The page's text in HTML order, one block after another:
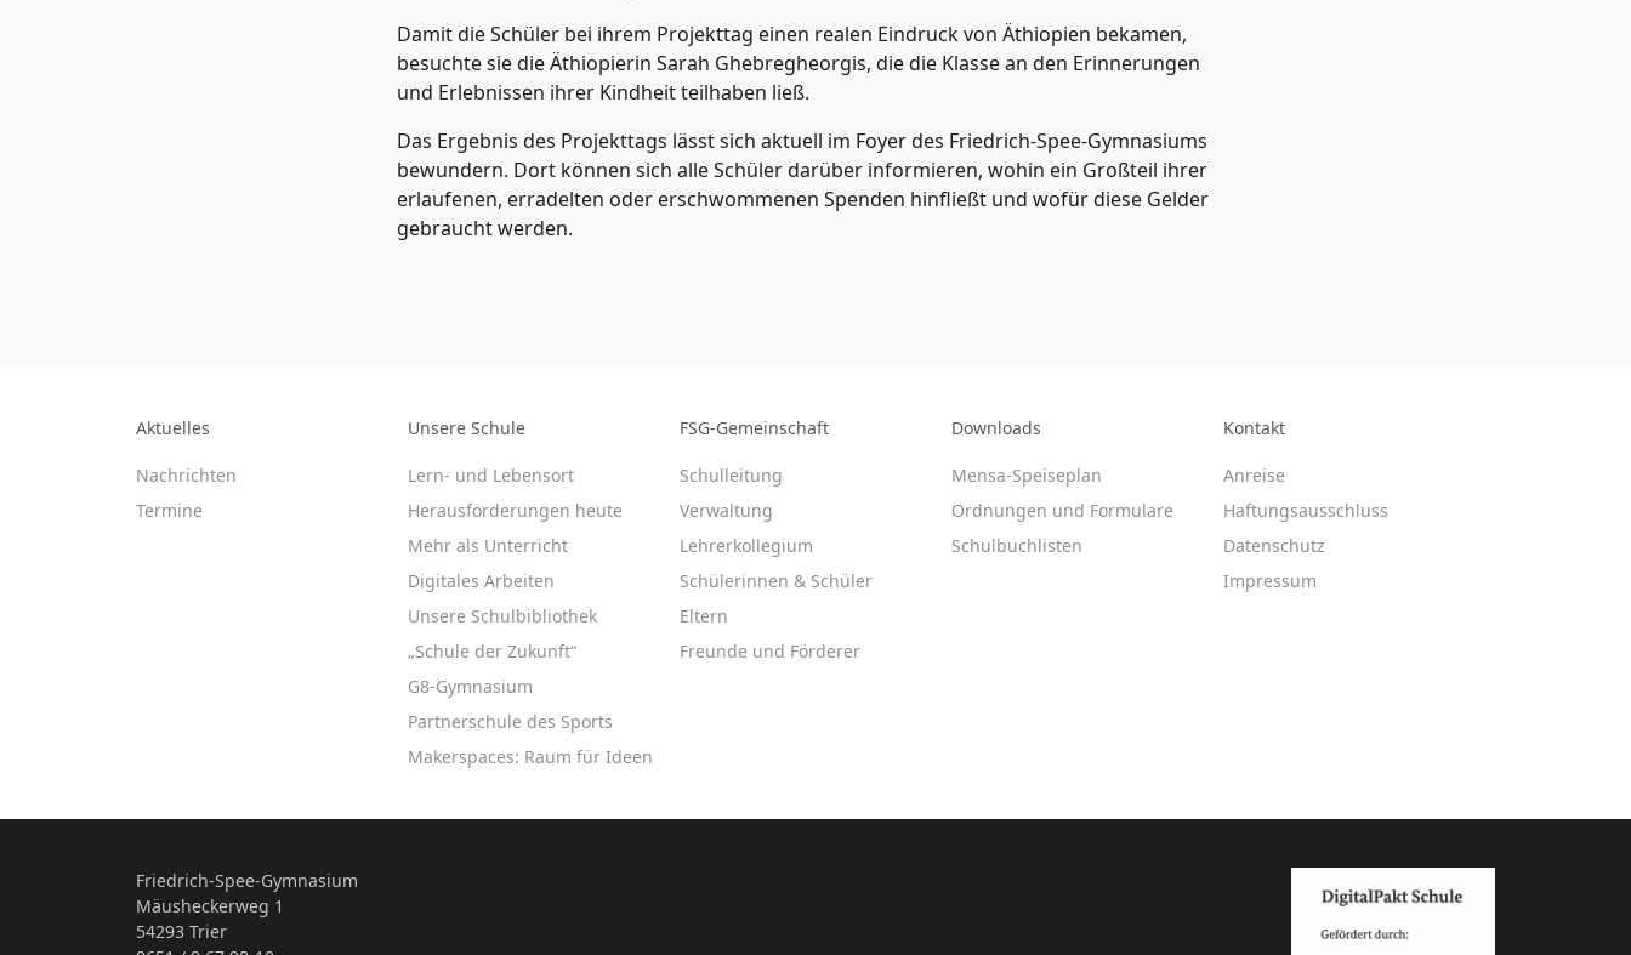
Damit die Schüler bei ihrem Projekttag einen realen Eindruck von Äthiopien bekamen,
besuchte sie die Äthiopierin Sarah Ghebregheorgis, die die Klasse an den Erinnerungen
und Erlebnissen ihrer Kindheit teilhaben ließ.
Das Ergebnis des Projekttags lässt sich aktuell im Foyer des Friedrich-Spee-Gymnasiums
bewundern. Dort können sich alle Schüler darüber informieren, wohin ein Großteil ihrer
erlaufenen, erradelten oder erschwommenen Spenden hinfließt und wofür diese Gelder
gebraucht werden.
Aktuelles
Nachrichten
Termine
Unsere Schule
Lern- und Lebensort
Herausforderungen heute
Mehr als Unterricht
Digitales Arbeiten
Unsere Schulbibliothek
„Schule der Zukunft“
G8-Gymnasium
Partnerschule des Sports
Makerspaces: Raum für Ideen
FSG-Gemeinschaft
Schulleitung
Verwaltung
Lehrerkollegium
Schülerinnen & Schüler
Eltern
Freunde und Förderer
Downloads
Mensa-Speiseplan
Ordnungen und Formulare
Schulbuchlisten
Kontakt
Anreise
Haftungsausschluss
Datenschutz
Impressum
Friedrich-Spee-Gymnasium
Mäusheckerweg 1
54293 Trier